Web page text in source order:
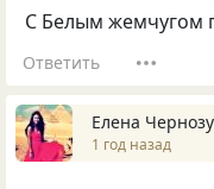
С Белым жемчугом
Ответить
Елена
1 год назад